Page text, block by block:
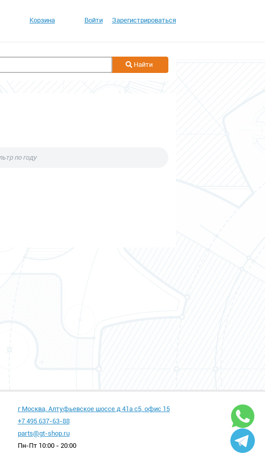
Корзина Войти Зарегистрироваться
Найти
г Москва, Алтуфьевское шоссе д 41а с5, офис 15
+7 495 637-63-88
parts@gt-shop.ru
Пн-Пт 10:00 - 20:00